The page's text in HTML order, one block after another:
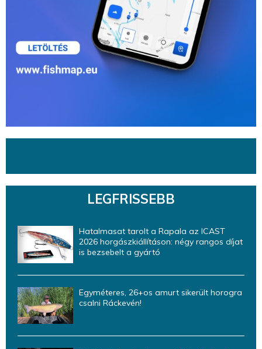
LEGFRISSEBB
Hatalmasat tarolt a Rapala az ICAST
2026 horgászkiállításon: négy rangos díjat
is bezsebelt a gyártó
Egyméteres, 26+os amurt sikerült horogra
csalni Ráckevén!